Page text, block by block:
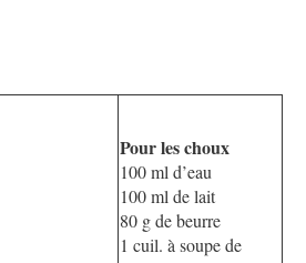
Pour les choux
100 ml d’eau
100 ml de lait
80 g de beurre
1 cuil. à soupe de